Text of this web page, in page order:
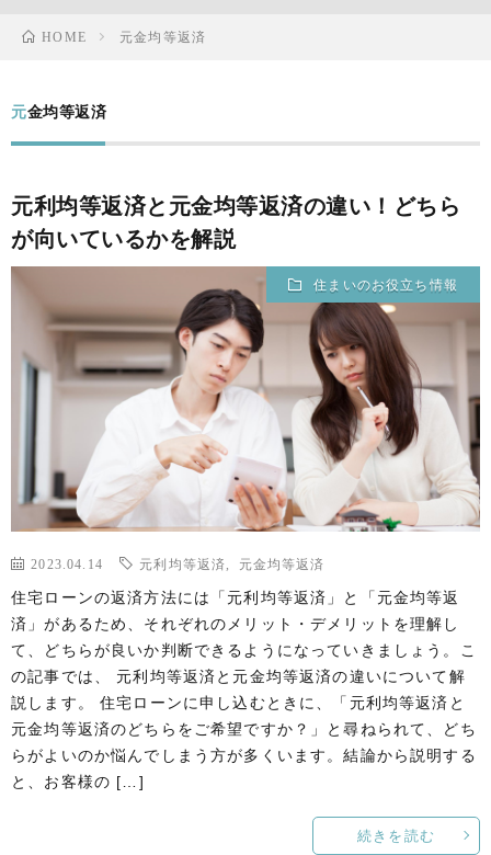
HOME 元金均等返済
元金均等返済
元利均等返済と元金均等返済の違い！どちら
が向いているかを解説
住まいのお役立ち情報
2023.04.14 元利均等返済 元金均等返済
住宅ローンの返済方法には「元利均等返済」と「元金均等返
済」があるため、それぞれのメリット・デメリットを理解し
て、どちらが良いか判断できるようになっていきましょう。こ
の記事では、 元利均等返済と元金均等返済の違いについて解
説します。 住宅ローンに申し込むときに、「元利均等返済と
元金均等返済のどちらをご希望ですか？」と尋ねられて、どち
らがよいのか悩んでしまう方が多くいます。結論から説明する
と、お客様の […]
続きを読む